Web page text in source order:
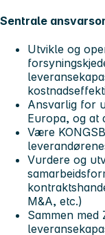
Sentrale
Utvikle og
Ansvarlig for
Europa, og at
Være
Vurdere og
M&A, etc.)
Sammen med